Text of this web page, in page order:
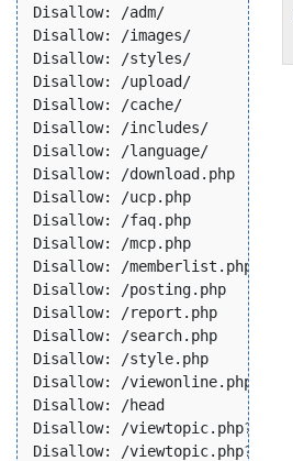
Disallow: /adm/
Disallow: /images/
Disallow: /styles/
Disallow: /upload/
Disallow: /cache/
Disallow: /includes/
Disallow: /language/
Disallow: /download.php
Disallow: /ucp.php
Disallow: /faq.php
Disallow: /mcp.php
Disallow: /memberlist.php
Disallow: /posting.php
Disallow: /report.php
Disallow: /search.php
Disallow: /style.php
Disallow: /viewonline.php
Disallow: /head
Disallow: /viewtopic.php?p=
Disallow: /viewtopic.php?*&p=